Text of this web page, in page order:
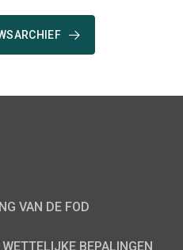
VAN DE FOD
BEPALINGEN